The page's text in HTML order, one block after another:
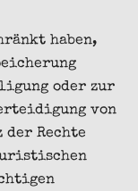
haben,
oder zur
von
der Rechte